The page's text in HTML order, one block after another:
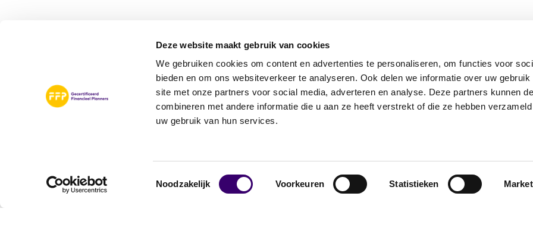
Deze website maakt gebruik van cookies
We gebruiken cookies om content en advertenties te personaliseren, om functies voor
bieden en om ons websiteverkeer te analyseren. Ook delen we informatie over uw gebruik
site met onze partners voor social media, adverteren en analyse. Deze partners kunnen
combineren met andere informatie die u aan ze heeft verstrekt of die ze hebben
uw gebruik van hun services.
Toestemmingsselectie
Noodzakelijk Voorkeuren Statistieken